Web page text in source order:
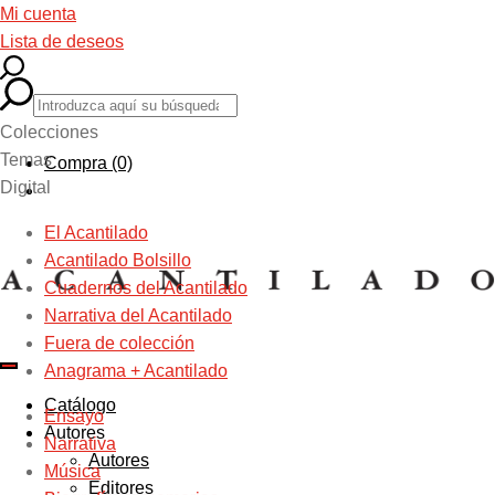
Mi cuenta
Lista de deseos
Compra (0)
Catálogo
Autores
Autores
Editores
Colecciones
Temas
Digital
El Acantilado
Acantilado Bolsillo
Cuadernos del Acantilado
Narrativa del Acantilado
Fuera de colección
Anagrama + Acantilado
Ensayo
Narrativa
Música